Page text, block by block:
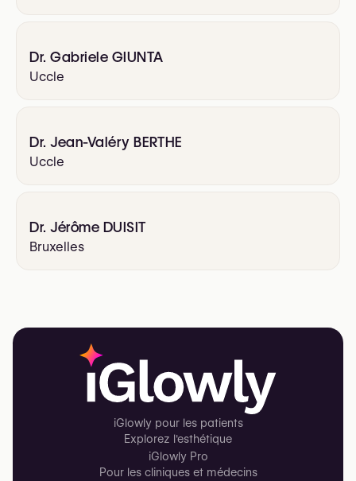
Dr. Gabriele GIUNTA
Uccle
Dr. Jean-Valéry BERTHE
Uccle
Dr. Jérôme DUISIT
Bruxelles
iGlowly pour les patients
Explorez l'esthétique
iGlowly Pro
Pour les cliniques et médecins